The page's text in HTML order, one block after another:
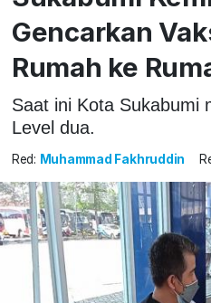
Gencarkan
Rumah ke
Saat ini Kota Sukabumi
Level dua.
Red: Muhammad Fakhruddin